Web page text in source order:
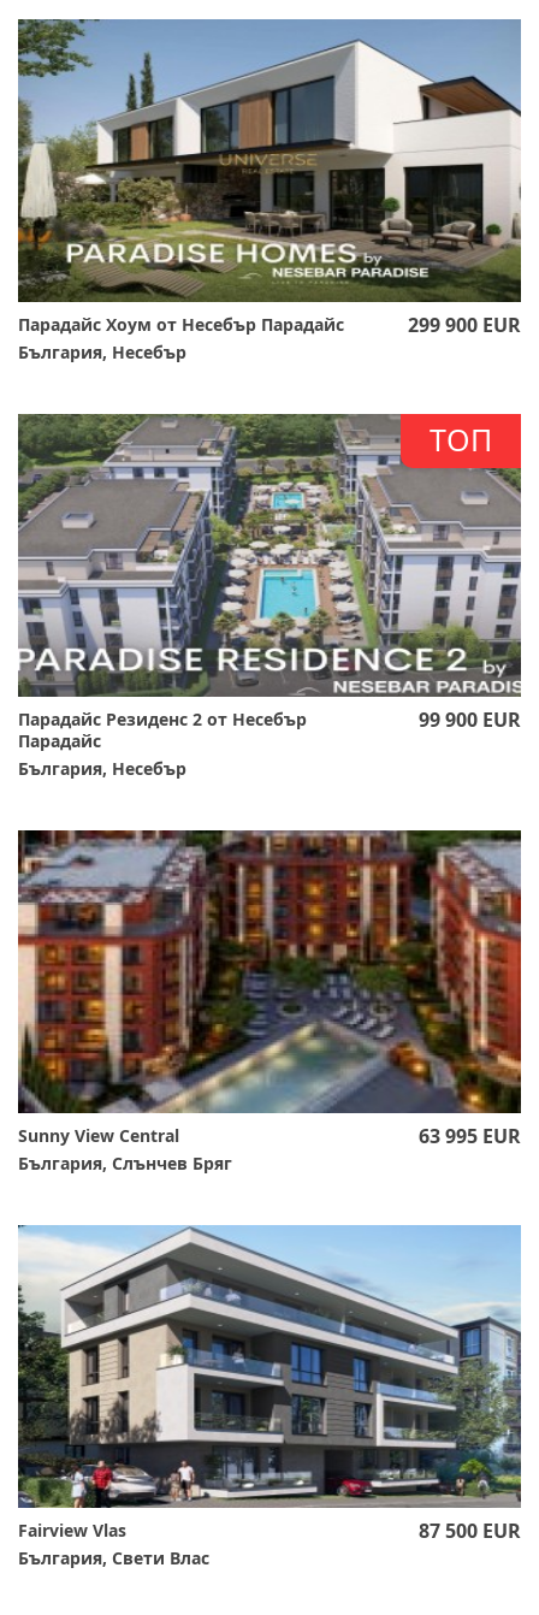
Парадайс Хоум от Несебър Парадайс
България, Несебър
299 900 EUR
ТОП
Парадайс Резиденс 2 от Несебър
Парадайс
България, Несебър
99 900 EUR
Sunny View Central
България, Слънчев Бряг
63 995 EUR
Fairview Vlas
България, Свети Влас
87 500 EUR